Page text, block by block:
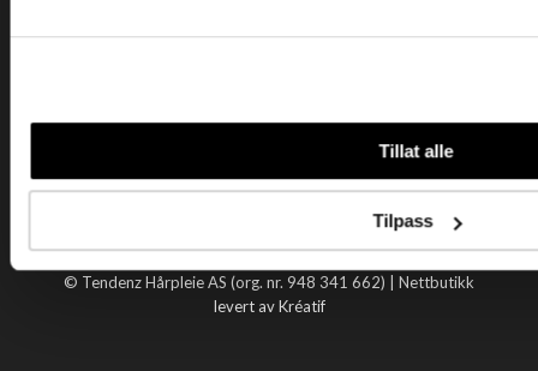
Tillat alle
Tilpass
Datablad
Om oss
Handle hos oss
© Tendenz Hårpleie AS (org. nr. 948 341 662) | Nettbutikk
levert av Kréatif